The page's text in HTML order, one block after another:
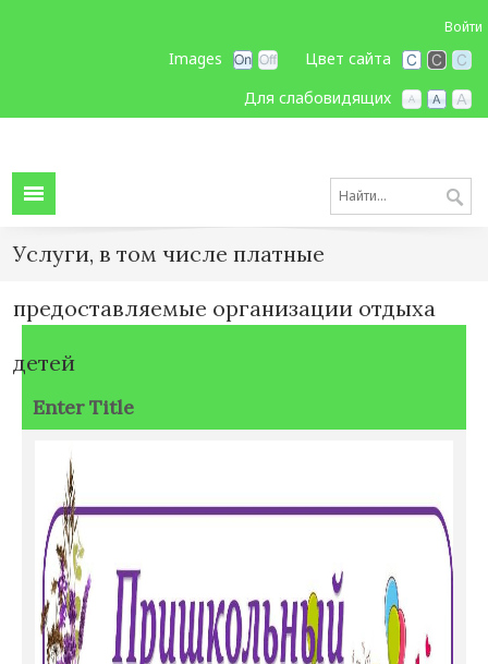
Войти
Цвет сайта
Images
Для слабовидящих
Услуги, в том числе платные
предоставляемые организации отдыха
детей
Enter Title